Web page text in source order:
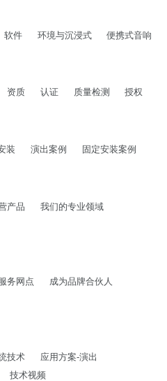
软件 环境与沉浸式 便携式音响
资质 认证 质量检测 授权
装 演出案例 固定安装案例
产品
我们的专业领域
务网点
成为品牌合伙人
技术
应用方案-演出
技术视频